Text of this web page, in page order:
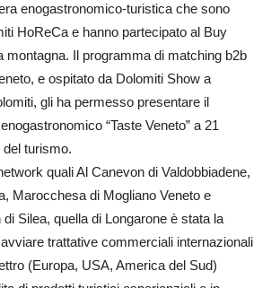
enogastronomico-turistica che sono
HoReCa e hanno partecipato al Buy
montagna. Il programma di matching b2b
e ospitato da Dolomiti Show a
gli ha permesso presentare il
“Taste Veneto” a 21
del turismo.
quali Al Canevon di Valdobbiadene,
Marocchesa di Mogliano Veneto e
Silea, quella di Longarone è stata la
trattative commerciali internazionali
(Europa, USA, America del Sud)